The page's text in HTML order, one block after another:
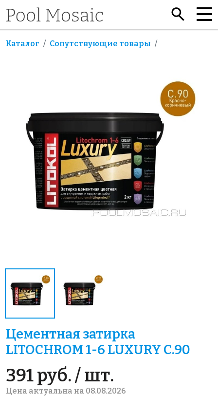
Каталог Сопутствующие товары
Цементная затирка
LITOCHROM 1-6 LUXURY C.90
391 руб. / шт.
Цена актуальна на 08.08.2026